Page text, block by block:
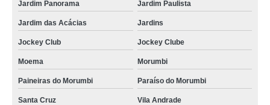
Jardim Panorama Jardim Paulista
Jardim das Acácias Jardins
Jockey Club Jockey Clube
Moema Morumbi
Paineiras do Morumbi Paraíso do Morumbi
Santa Cruz Vila Andrade